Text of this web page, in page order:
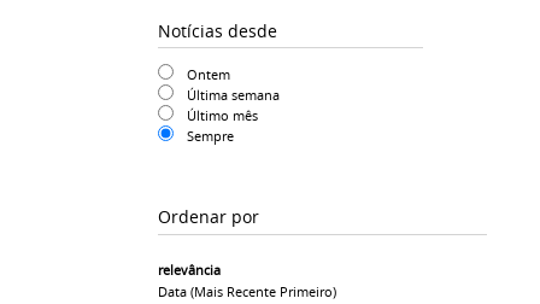
Notícias desde
Ontem
Última semana
Último mês
Sempre
Ordenar por
relevância
Data (mais Recente Primeiro)